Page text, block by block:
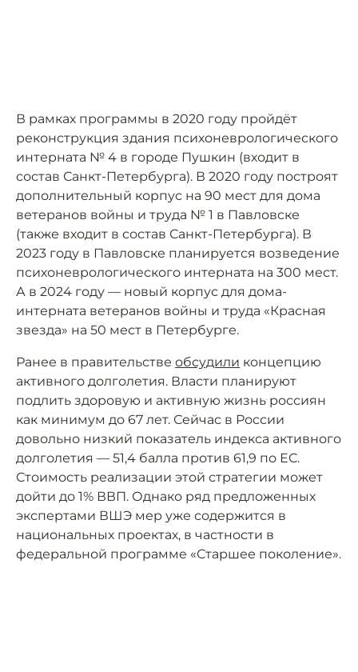
В рамках программы в 2020 году пройдёт
реконструкция здания психоневрологического
интерната № 4 в городе Пушкин (входит в
состав Санкт-Петербурга). В 2020 году построят
дополнительный корпус на 90 мест для дома
ветеранов войны и труда № 1 в Павловске
(также входит в состав Санкт-Петербурга). В
2023 году в Павловске планируется возведение
психоневрологического интерната на 300 мест.
А в 2024 году — новый корпус для дома-
интерната ветеранов войны и труда «Красная
звезда» на 50 мест в Петербурге.
Ранее в правительстве обсудили концепцию
активного долголетия. Власти планируют
подлить здоровую и активную жизнь россиян
как минимум до 67 лет. Сейчас в России
довольно низкий показатель индекса активного
долголетия — 51,4 балла против 61,9 по ЕС.
Стоимость реализации этой стратегии может
дойти до 1% ВВП. Однако ряд предложенных
экспертами ВШЭ мер уже содержится в
национальных проектах, в частности в
федеральной программе «Старшее поколение».